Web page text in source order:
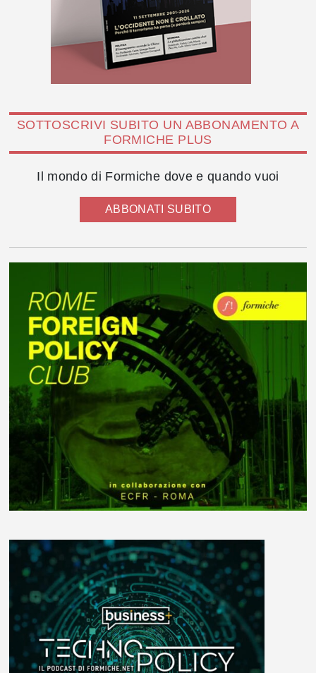
SOTTOSCRIVI SUBITO UN ABBONAMENTO A
FORMICHE PLUS
Il mondo di Formiche dove e quando vuoi
ABBONATI SUBITO